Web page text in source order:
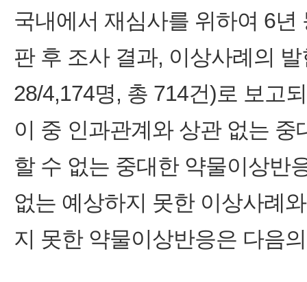
국내에서 재심사를 위하여 6
판 후 조사 결과, 이상사례의
28/4,174명, 총 714건)로 보고
이 중 인과관계와 상관 없는
할 수 없는 중대한 약물이상반
없는 예상하지 못한 이상사례
지 못한 약물이상반응은 다음